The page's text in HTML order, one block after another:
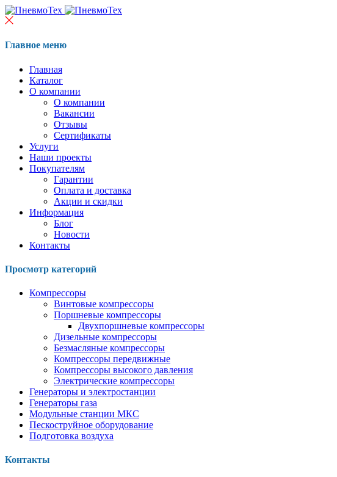
Главное меню
Главная
Каталог
О компании
О компании
Вакансии
Отзывы
Сертификаты
Услуги
Наши проекты
Покупателям
Гарантии
Оплата и доставка
Акции и скидки
Информация
Блог
Новости
Контакты
Просмотр категорий
Компрессоры
Винтовые компрессоры
Поршневые компрессоры
Двухпоршневые компрессоры
Дизельные компрессоры
Безмасляные компрессоры
Компрессоры передвижные
Компрессоры высокого давления
Электрические компрессоры
Генераторы и электростанции
Генераторы газа
Модульные станции МКС
Пескоструйное оборудование
Подготовка воздуха
Контакты